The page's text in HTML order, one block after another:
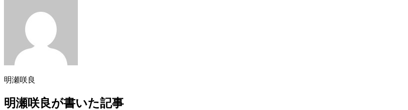
明瀬咲良
明瀬咲良が書いた記事